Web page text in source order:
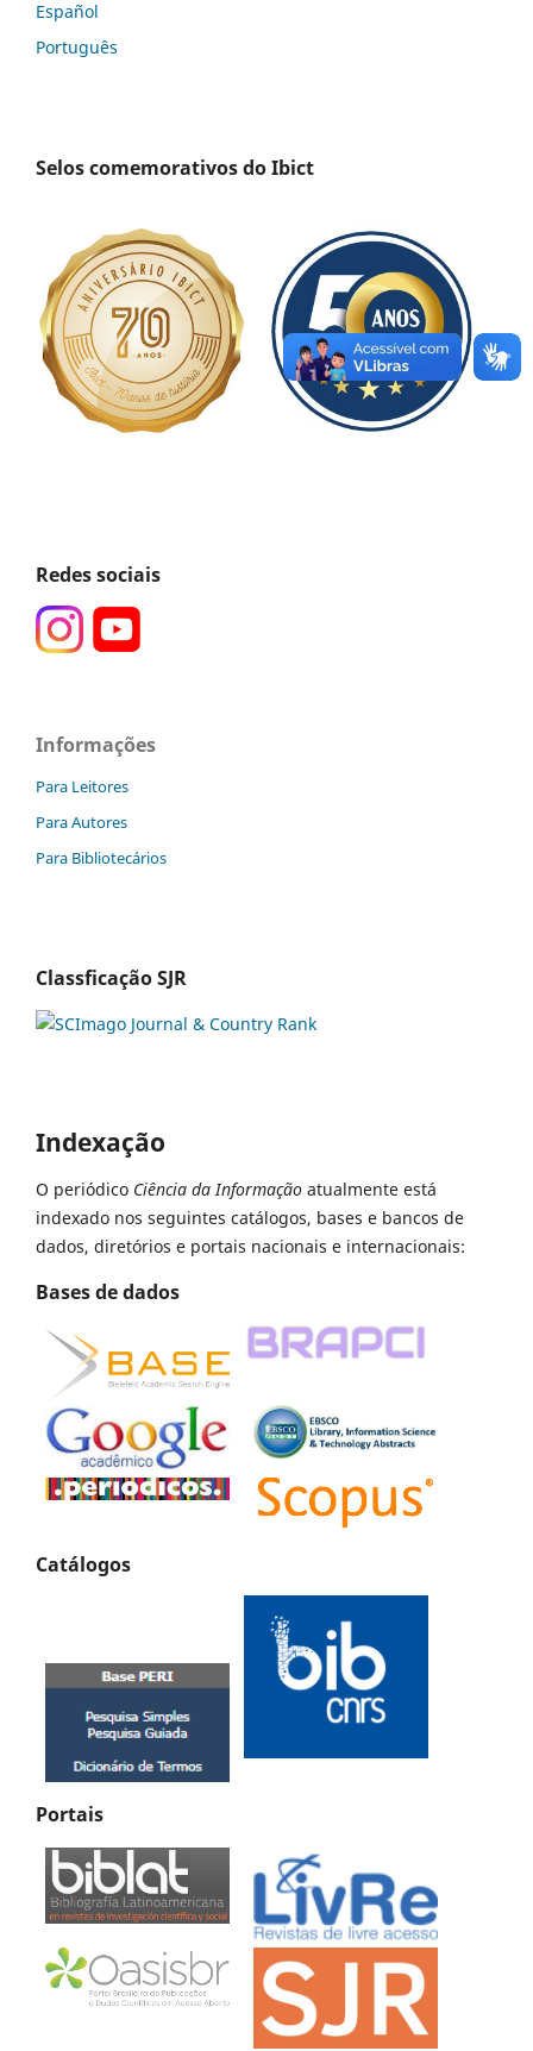
Español
Português
Selos comemorativos do Ibict
Redes sociais
Informações
Para Leitores
Para Autores
Para Bibliotecários
Classficação SJR
Indexação
O periódico Ciência da Informação atualmente está
indexado nos seguintes catálogos, bases e bancos de
dados, diretórios e portais nacionais e internacionais:
Bases de dados
Catálogos
Portais